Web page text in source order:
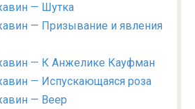
— Шутка
— Призывание и явления
— К Анжелике Кауфман
— Испускающаяся роза
— Веер